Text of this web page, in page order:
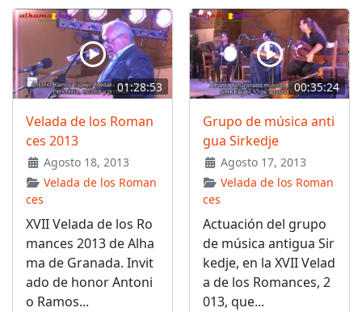
01:28:53
Velada de los Roman
ces 2013
Agosto 18, 2013
Velada de los Roman
ces
XVII Velada de los Ro
mances 2013 de Alha
ma de Granada. Invit
ado de honor Antoni
o Ramos...
00:35:24
Grupo de música anti
gua Sirkedje
Agosto 17, 2013
Velada de los Roman
ces
Actuación del grupo
de música antigua Sir
kedje, en la XVII Velad
a de los Romances, 2
013, que...